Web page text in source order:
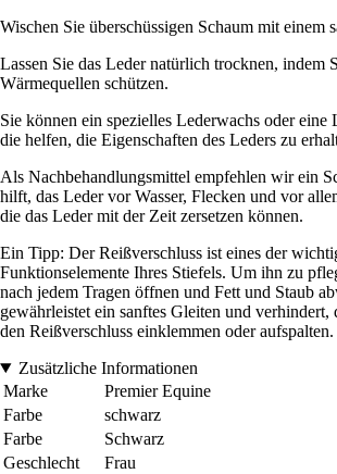
Wischen Sie überschüssigen Schaum mit einem
Lassen Sie das Leder natürlich trocknen, indem
Wärmequellen schützen.
Sie können ein spezielles Lederwachs oder eine
die helfen, die Eigenschaften des Leders zu
Als Nachbehandlungsmittel empfehlen wir ein
hilft, das Leder vor Wasser, Flecken und vor
die das Leder mit der Zeit zersetzen können.
Ein Tipp: Der Reißverschluss ist eines der
Funktionselemente Ihres Stiefels. Um ihn zu
nach jedem Tragen öffnen und Fett und Staub
gewährleistet ein sanftes Gleiten und verhindert,
den Reißverschluss einklemmen oder aufspalten.
Zusätzliche Informationen
Marke
Premier Equine
Farbe
schwarz
Farbe
Schwarz
Geschlecht
Frau